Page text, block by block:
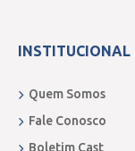
INSTITUCIONAL
Quem Somos
Fale Conosco
Boletim Cast